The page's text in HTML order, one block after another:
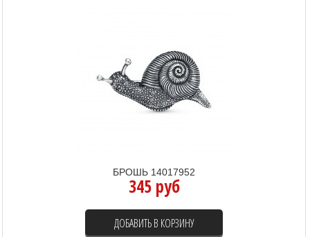
БРОШЬ 14017952
345 руб
ДОБАВИТЬ В КОРЗИНУ